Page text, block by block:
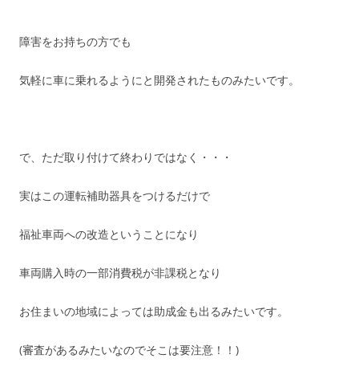
障害をお持ちの方でも
気軽に車に乗れるようにと開発されたものみたいです。
で、ただ取り付けて終わりではなく・・・
実はこの運転補助器具をつけるだけで
福祉車両への改造ということになり
車両購入時の一部消費税が非課税となり
お住まいの地域によっては助成金も出るみたいです。
(審査があるみたいなのでそこは要注意！！)